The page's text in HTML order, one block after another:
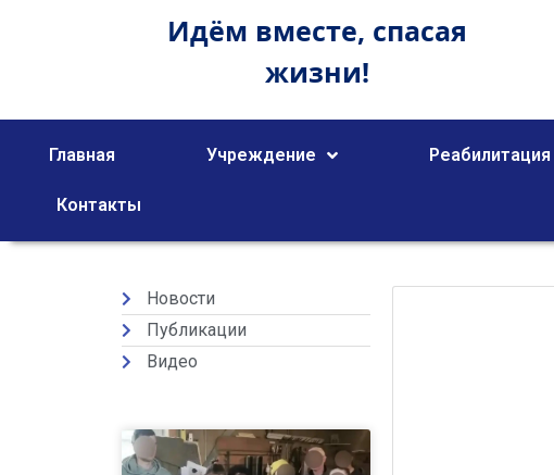
Идём вместе, спасая
жизни!
Главная Учреждение Реабилитация
Контакты
Новости
Публикации
Видео